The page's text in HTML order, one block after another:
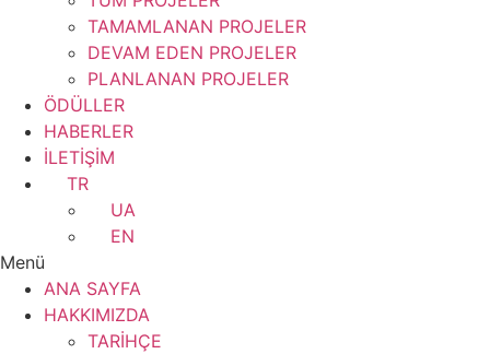
TAMAMLANAN PROJELER
DEVAM EDEN PROJELER
PLANLANAN PROJELER
ÖDÜLLER
HABERLER
İLETİŞİM
TR
UA
EN
Menü
ANA SAYFA
HAKKIMIZDA
TARİHÇE